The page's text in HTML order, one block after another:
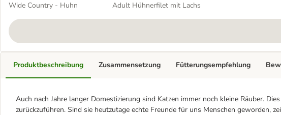
1 x 200 g
Wide Country - Huhn
Adult Hühnerfilet mit Lachs
Produktbeschreibung
Auch nach Jahre langer Domestizierung sind Katzen immer noch kleine Räuber.
zurückzuführen. Sind sie heutzutage echte Freunde für uns Menschen geworden,
Zusammensetzung Fütterungsempfehlung